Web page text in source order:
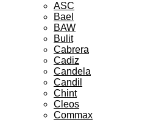
ASC
Bael
BAW
Bulit
Cabrera
Cadiz
Candela
Candil
Chint
Cleos
Commax